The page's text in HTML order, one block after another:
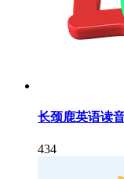
长颈鹿英语读
434